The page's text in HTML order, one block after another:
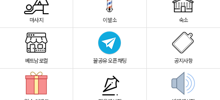
마사지 이발소 숙소
베트남로컬 꿀공유 오픈채팅 공지사항